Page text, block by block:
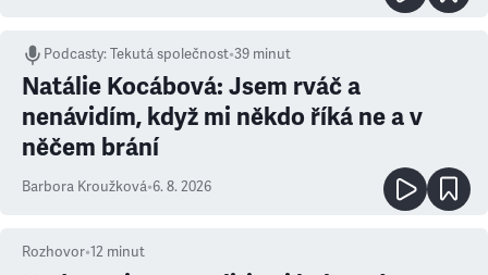
Podcasty:Tekutá společnost•39 minut
Natálie Kocábová: Jsem rváč a
nenávidím, když mi někdo říká ne a v
něčem brání
Barbora Kroužková•6. 8. 2026
Rozhovor•12 minut